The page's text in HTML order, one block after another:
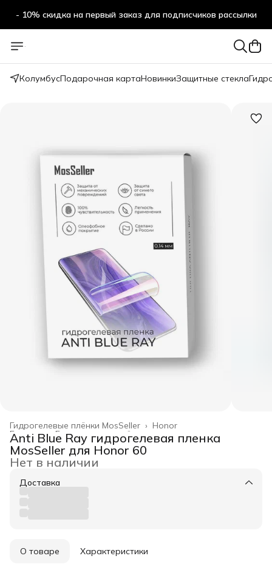
- 10% скидка на первый заказ для подписчиков рассылки
КолумбусПодарочная картаНовинкиЗащитные стекла
Honor
Гидрогелевые плёнки MosSeller ›
Гидрогелевые плёнки ›
Главная ›
Anti Blue Ray гидрогелевая пленка
MosSeller для Honor 60
Нет в наличии
Доставка
О товаре Характеристики